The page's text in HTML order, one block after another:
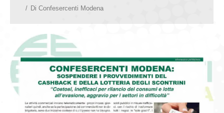
Di Confesercenti Modena